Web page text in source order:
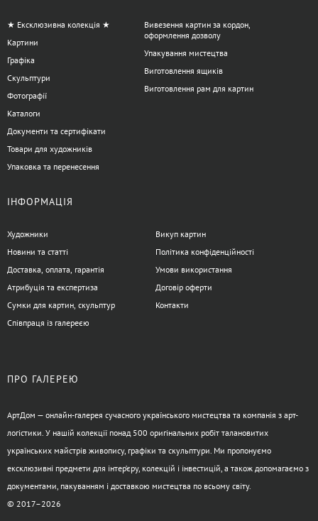
★ Ексклюзивна колекція ★
Картини
Графіка
Скульптури
Фотографії
Каталоги
Документи та сертифікати
Товари для художників
Упаковка та перенесення
Вивезення картин за кордон,
оформлення дозволу
Упакування мистецтва
Виготовлення ящиків
Виготовлення рам для картин
ІНФОРМАЦІЯ
Художники
Новини та статті
Доставка, оплата, гарантія
Атрибуція та експертиза
Сумки для картин, скульптур
Співпраця із галереєю
Викуп картин
Політика конфіденційності
Умови використання
Договір оферти
Контакти
ПРО ГАЛЕРЕЮ
АртДом — онлайн-галерея сучасного українського мистецтва та компанія з арт-
логістики. У нашій колекції понад 500 оригінальних робіт талановитих
українських майстрів живопису, графіки та скульптури. Ми пропонуємо
ексклюзивні предмети для інтер’єру, колекцій і інвестицій, а також допомагаємо з
документами, пакуванням і доставкою мистецтва по всьому світу.
© 2017–2026